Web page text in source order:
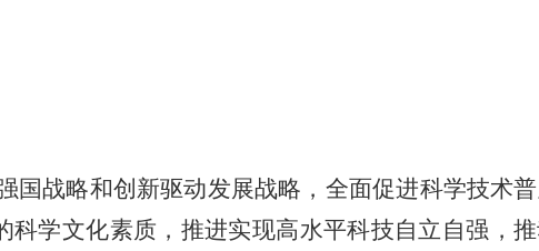
战略和创新驱动发展战略，全面促进科学技术
学文化素质，推进实现高水平科技自立自强，